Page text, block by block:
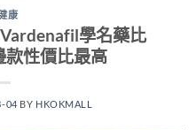
康
學名藥比
款性價比最高
04 BY HKOKMALL